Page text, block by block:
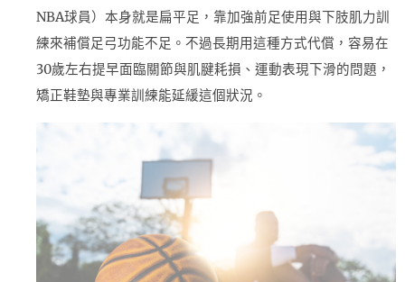
NBA球員）本身就是扁平足，靠加強前足使用與下肢肌力訓
練來補償足弓功能不足。不過長期用這種方式代償，容易在
30歲左右提早面臨關節與肌腱耗損、運動表現下滑的問題，
矯正鞋墊與專業訓練能延緩這個狀況。